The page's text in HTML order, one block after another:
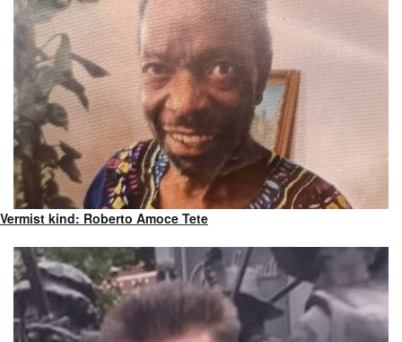
Vermist kind: Roberto Amoce Tete